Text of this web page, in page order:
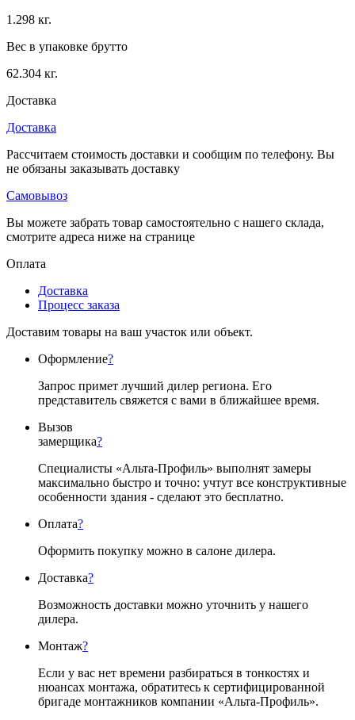
1.298 кг.
Вес в упаковке брутто
62.304 кг.
Доставка
Доставка
Рассчитаем стоимость доставки и сообщим по телефону. Вы
не обязаны заказывать доставку
Самовывоз
Вы можете забрать товар самостоятельно с нашего склада,
смотрите адреса ниже на странице
Оплата
Доставка
Процесс заказа
Доставим товары на ваш участок или объект.
Оформление?
Запрос примет лучший дилер региона. Его
представитель свяжется с вами в ближайшее время.
Вызов
замерщика?
Специалисты «Альта-Профиль» выполнят замеры
максимально быстро и точно: учтут все конструктивные
особенности здания - сделают это бесплатно.
Оплата?
Оформить покупку можно в салоне дилера.
Доставка?
Возможность доставки можно уточнить у нашего
дилера.
Монтаж?
Если у вас нет времени разбираться в тонкостях и
нюансах монтажа, обратитесь к сертифицированной
бригаде монтажников компании «Альта-Профиль».